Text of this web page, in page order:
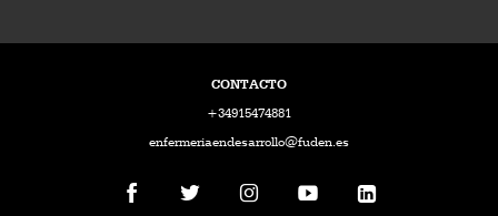
CONTACTO
+34915474881
enfermeriaendesarrollo@fuden.es